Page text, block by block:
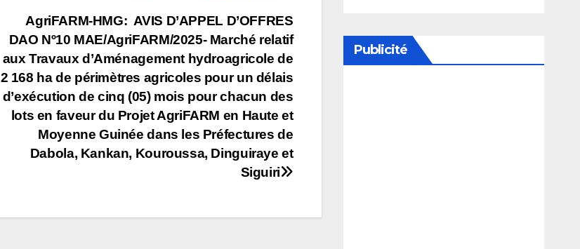
AgriFARM-HMG: AVIS D’APPEL D’OFFRES
DAO Nº10 MAE/AgriFARM/2025- Marché relatif
aux Travaux d’Aménagement hydroagricole de
2 168 ha de périmètres agricoles pour un délais
d’exécution de cinq (05) mois pour chacun des
lots en faveur du Projet AgriFARM en Haute et
Moyenne Guinée dans les Préfectures de
Dabola, Kankan, Kouroussa, Dinguiraye et
Siguiri
Publicité